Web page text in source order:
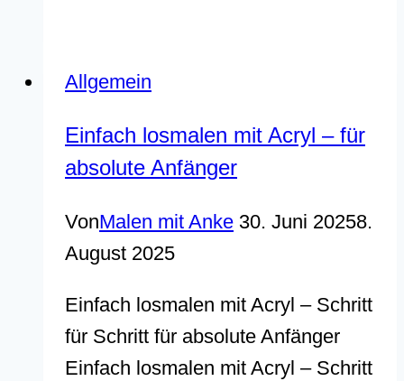
auf
Kursaufzeichnungen
Allgemein
Einfach losmalen mit Acryl – für
absolute Anfänger
VonMalen mit Anke 30. Juni 20258.
August 2025
Einfach losmalen mit Acryl – Schritt
für Schritt für absolute Anfänger
Einfach losmalen mit Acryl – Schritt